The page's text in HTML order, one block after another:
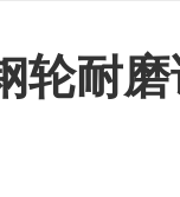
轮耐